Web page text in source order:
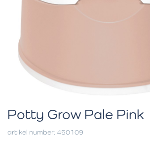
Potty Grow Pale Pink
artikel number: 450109